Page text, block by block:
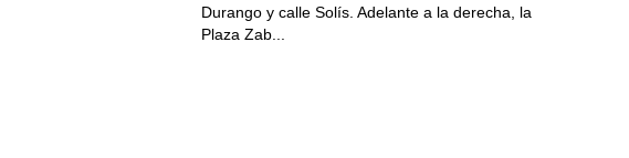
Durango y calle Solís. Adelante a la derecha, la
Plaza Zab...